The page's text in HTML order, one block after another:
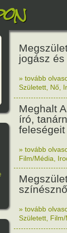
jogász és
» tovább
Született Nő
Meghalt
író,
» tovább
Film/Média
» tovább
Született